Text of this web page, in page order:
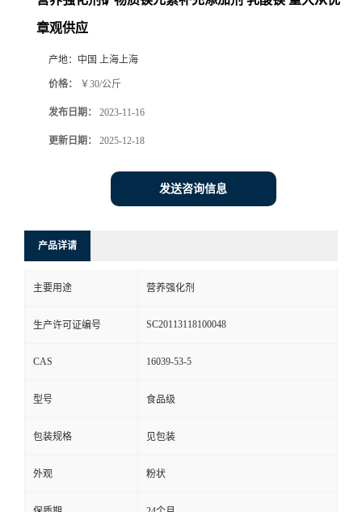
章观供应
产地： 中国 上海上海
价格： ￥30/公斤
发布日期： 2023-11-16
更新日期： 2025-12-18
发送咨询信息
产品详请
主要用途 营养强化剂
生产许可证编号 SC20113118100048
CAS 16039-53-5
型号 食品级
包装规格 见包装
外观 粉状